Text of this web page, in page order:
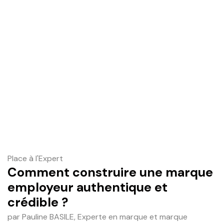
Place à l'Expert
Comment construire une marque
employeur authentique et
crédible ?
par Pauline BASILE, Experte en marque et marque